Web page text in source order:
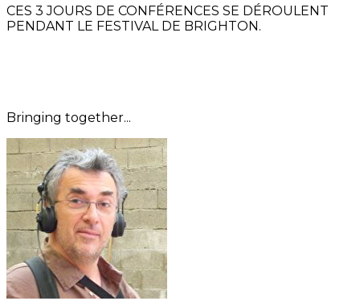
CES 3 JOURS DE CONFÉRENCES SE DÉROULENT
PENDANT LE FESTIVAL DE BRIGHTON.
Bringing together...